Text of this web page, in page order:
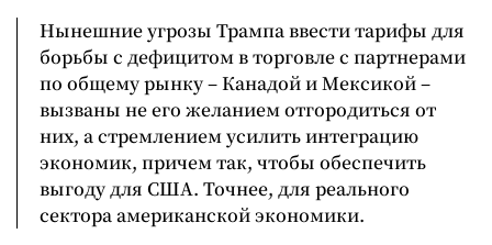
Нынешние угрозы Трампа ввести тарифы для
борьбы с дефицитом в торговле с партнерами
по общему рынку – Канадой и Мексикой –
вызваны не его желанием отгородиться от
них, а стремлением усилить интеграцию
экономик, причем так, чтобы обеспечить
выгоду для США. Точнее, для реального
сектора американской экономики.